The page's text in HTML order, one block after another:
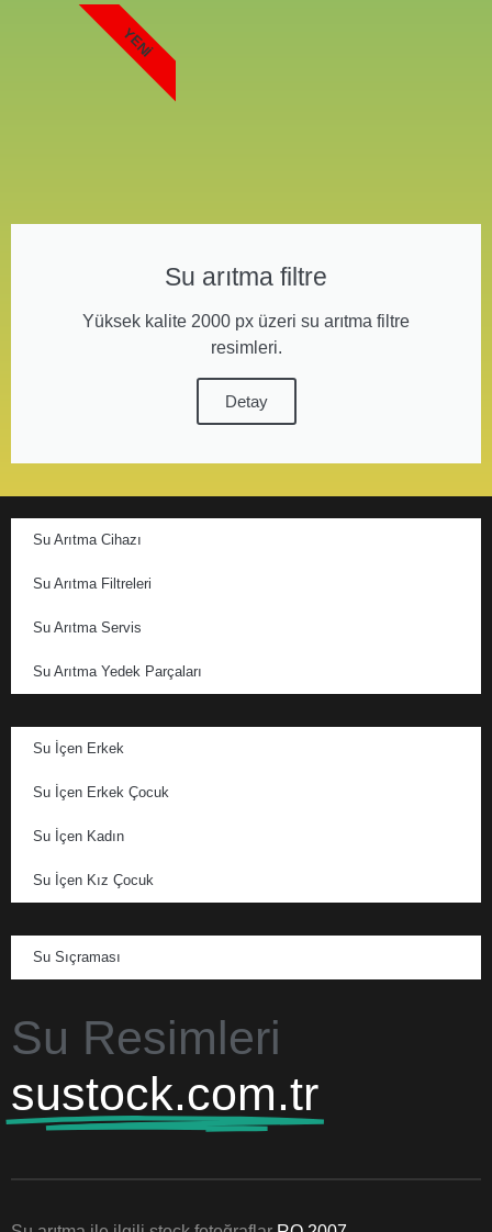
Su arıtma filtre
Yüksek kalite 2000 px üzeri su arıtma filtre
resimleri.
Detay
YENI
Su Arıtma Cihazı
Su Arıtma Filtreleri
Su Arıtma Servis
Su Arıtma Yedek Parçaları
Su İçen Erkek
Su İçen Erkek Çocuk
Su İçen Kadın
Su İçen Kız Çocuk
Su Sıçraması
Su Resimleri
sustock.com.tr